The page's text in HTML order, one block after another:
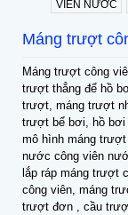
Máng trượt
Máng trượt công
trượt thẳng để hồ
trượt, máng trượt
trượt bể bơi, hồ bơi
mô hình máng
nước công viên
lắp ráp máng trượt
công viên, máng
trượt đơn , cầu